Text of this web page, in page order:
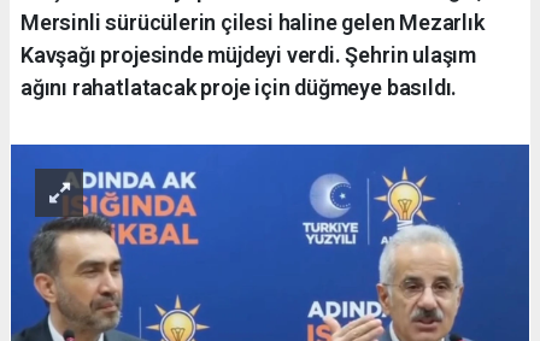
Mersinli sürücülerin çilesi haline gelen Mezarlık
Kavşağı projesinde müjdeyi verdi. Şehrin ulaşım
ağını rahatlatacak proje için düğmeye basıldı.